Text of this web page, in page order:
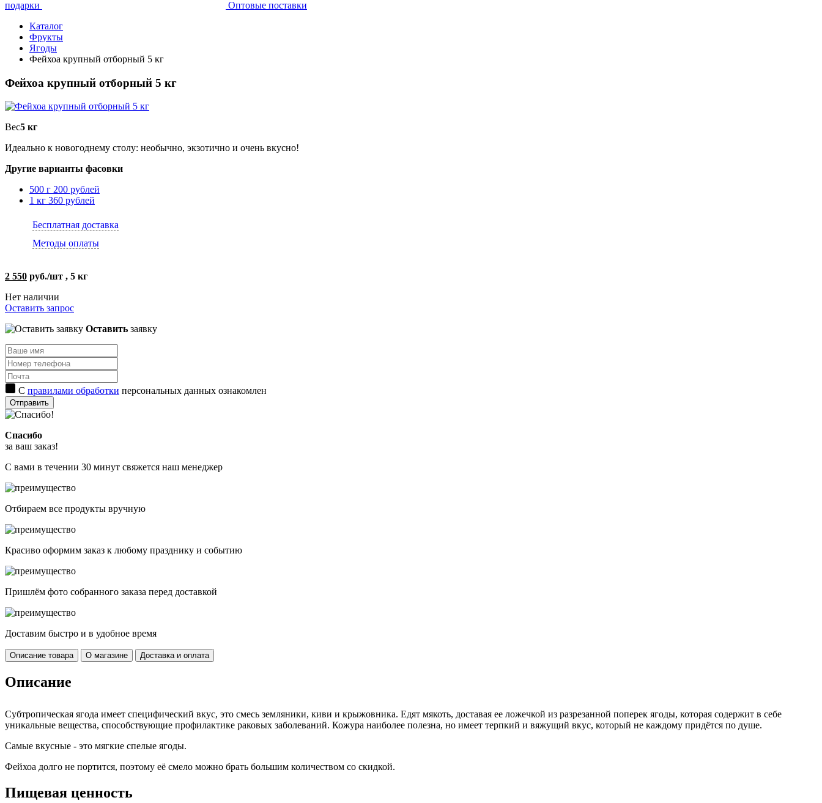
подарки
Оптовые поставки
Каталог
Фрукты
Ягоды
Фейхоа крупный отборный 5 кг
Фейхоа крупный отборный 5 кг
Вес5 кг
Идеально к новогоднему столу: необычно, экзотично и очень вкусно!
Другие варианты фасовки
500 г 200 рублей
1 кг 360 рублей
Бесплатная доставка
Методы оплаты
2 550 руб./шт , 5 кг
Нет наличии
Оставить запрос
Оставить заявку
С правилами обработки персональных данных ознакомлен
Отправить
Спасибо
за ваш заказ!
С вами в течении 30 минут свяжется наш менеджер
Отбираем все продукты вручную
Красиво оформим заказ к любому празднику и событию
Пришлём фото собранного заказа перед доставкой
Доставим быстро и в удобное время
Описание товара О магазине Доставка и оплата
Описание
Субтропическая ягода имеет специфический вкус, это смесь земляники, киви и крыжовника. Едят мякоть, доставая ее ложечкой из разрезанной поперек ягоды, которая содержит в себе
уникальные вещества, способствующие профилактике раковых заболеваний. Кожура наиболее полезна, но имеет терпкий и вяжущий вкус, который не каждому придётся по душе.
Самые вкусные - это мягкие спелые ягоды.
Фейхоа долго не портится, поэтому её смело можно брать большим количеством со скидкой.
Пищевая ценность